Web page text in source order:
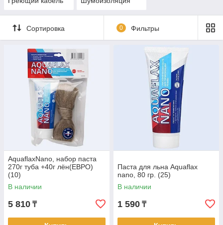
Сортировка 0 Фильтры
AquaflaxNano, набор паста
270г туба +40г лён(ЕВРО)
(10)
В наличии
5 810 ₸
Паста для льна Aquaflax
nano, 80 гр. (25)
В наличии
1 590 ₸